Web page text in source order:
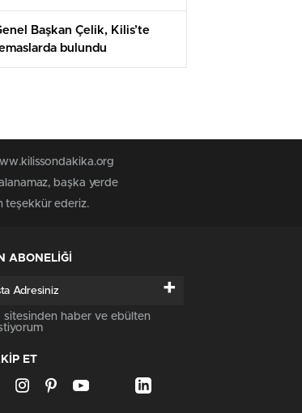
Başkan Çelik, Kilis’te
bulundu
başka yerde
teşekkür ederiz.
ABONELİĞİ
+
sitesinden haber ve ebülten
ET